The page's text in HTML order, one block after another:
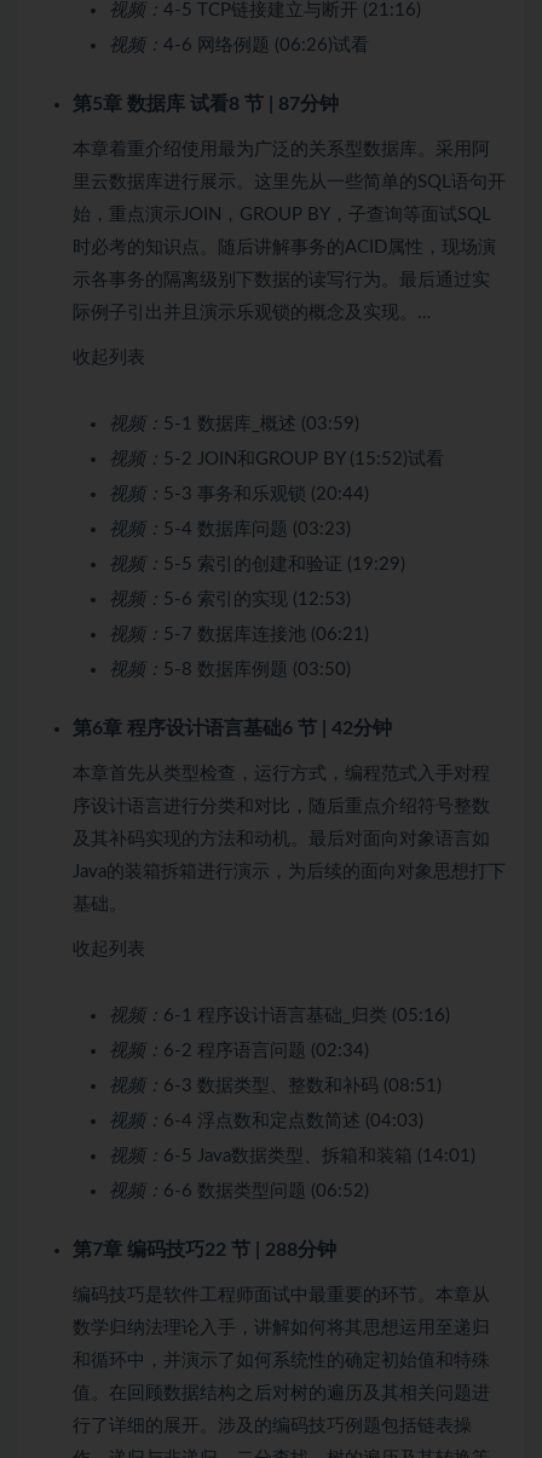
视频： 4-5 TCP链接建立与断开 (21:16)
视频： 4-6 网络例题 (06:26)试看
第5章 数据库 试看8 节 | 87分钟
本章着重介绍使用最为广泛的关系型数据库。采用阿
里云数据库进行展示。这里先从一些简单的SQL语句开
始，重点演示JOIN，GROUP BY，子查询等面试SQL
时必考的知识点。随后讲解事务的ACID属性，现场演
示各事务的隔离级别下数据的读写行为。最后通过实
际例子引出并且演示乐观锁的概念及实现。…
收起列表
视频： 5-1 数据库_概述 (03:59)
视频： 5-2 JOIN和GROUP BY (15:52)试看
视频： 5-3 事务和乐观锁 (20:44)
视频： 5-4 数据库问题 (03:23)
视频： 5-5 索引的创建和验证 (19:29)
视频： 5-6 索引的实现 (12:53)
视频： 5-7 数据库连接池 (06:21)
视频： 5-8 数据库例题 (03:50)
第6章 程序设计语言基础6 节 | 42分钟
本章首先从类型检查，运行方式，编程范式入手对程
序设计语言进行分类和对比，随后重点介绍符号整数
及其补码实现的方法和动机。最后对面向对象语言如
Java的装箱拆箱进行演示，为后续的面向对象思想打下
基础。
收起列表
视频： 6-1 程序设计语言基础_归类 (05:16)
视频： 6-2 程序语言问题 (02:34)
视频： 6-3 数据类型、整数和补码 (08:51)
视频： 6-4 浮点数和定点数简述 (04:03)
视频： 6-5 Java数据类型、拆箱和装箱 (14:01)
视频： 6-6 数据类型问题 (06:52)
第7章 编码技巧22 节 | 288分钟
编码技巧是软件工程师面试中最重要的环节。本章从
数学归纳法理论入手，讲解如何将其思想运用至递归
和循环中，并演示了如何系统性的确定初始值和特殊
值。在回顾数据结构之后对树的遍历及其相关问题进
行了详细的展开。涉及的编码技巧例题包括链表操